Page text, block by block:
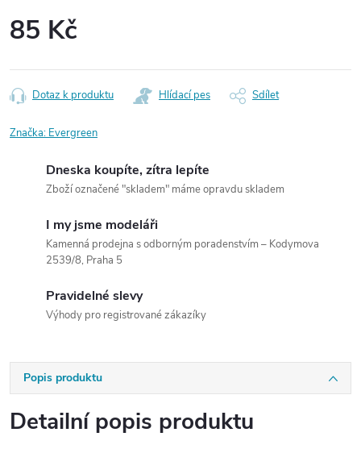
85 Kč
cena:
Dotaz k produktu Hlídací pes Sdílet
Značka: Evergreen
Dneska koupíte, zítra lepíte
Zboží označené "skladem" máme opravdu skladem
I my jsme modeláři
Kamenná prodejna s odborným poradenstvím – Kodymova
2539/8, Praha 5
Pravidelné slevy
Výhody pro registrované zákazíky
Popis produktu
Detailní popis produktu